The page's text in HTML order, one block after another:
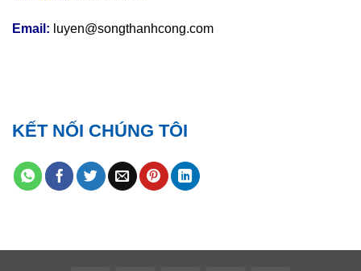
Email: luyen@songthanhcong.com
KẾT NỐI CHÚNG TÔI